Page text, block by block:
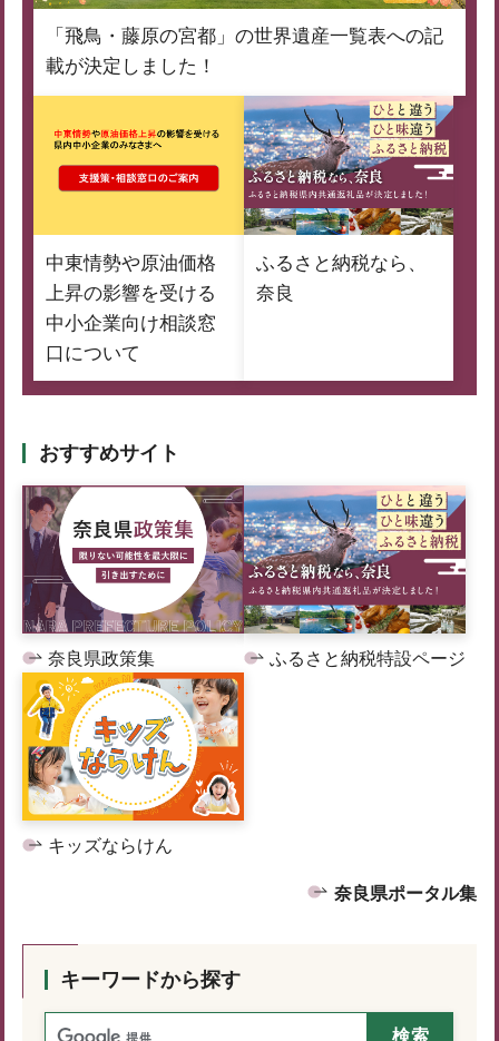
「飛鳥・藤原の宮都」の世界遺産一覧表への記
載が決定しました！
中東情勢や原油価格
上昇の影響を受ける
中小企業向け相談窓
口について
ふるさと納税なら、
奈良
おすすめサイト
奈良県政策集 ふるさと納税特設ページ
キッズならけん
奈良県ポータル集
キーワードから探す